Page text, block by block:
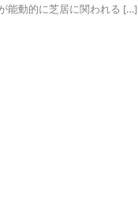
能動的に芝居に関われる […]